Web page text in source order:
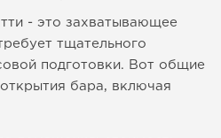
- это захватывающее
тщательного
подготовки. Вот общие
бара, включая